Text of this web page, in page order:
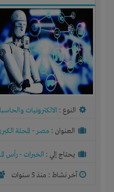
النوع : الالكترونيات
العنوان : مصر- المحلة
يحتاج إلي : الخبرات - رأس
آخر نشاط : منذ 5 سنوات